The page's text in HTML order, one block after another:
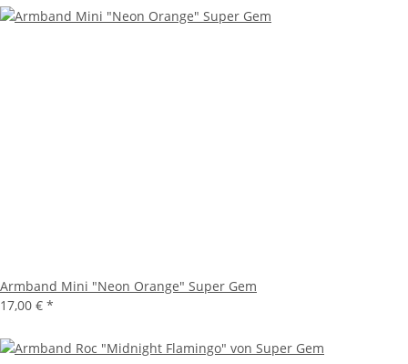
Armband Mini "Neon Orange" Super Gem
17,00 € *